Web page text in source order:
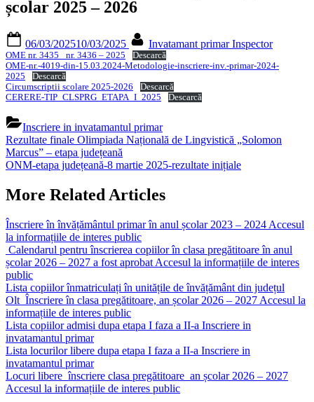
școlar 2025 – 2026
on
06/03/202510/03/2025 Invatamant primar Inspector
OME nr. 3435_ nr. 3436 – 2025
Descarcă
OME-nr.-4019-din-15.03.2024-Metodologie-inscriere-inv.-primar-2024-
2025
Descarcă
Circumscriptii scolare 2025-2026
Descarcă
CERERE-TIP_CLSPRG_ETAPA_I_2025
Descarcă
Inscriere in invatamantul primar
Navigare
în
Previous
Post:
Rezultate finale Olimpiada Națională de Lingvistică „Solomon
Marcus” – etapa județeană
Next
ONM-etapa județeană-8 martie 2025-rezultate inițiale
More Related Articles
Înscriere în învățământul primar în anul școlar 2023 – 2024 Accesul
la informațiile de interes public
Calendarul pentru înscrierea copiilor în clasa pregătitoare în anul
școlar 2026 – 2027 a fost aprobat Accesul la informațiile de interes
public
Lista copiilor înmatriculați în unitățile de învățământ din județul
Olt_Înscriere în clasa pregătitoare, an școlar 2026 – 2027 Accesul la
informațiile de interes public
Lista copiilor admisi dupa etapa I faza a II-a Inscriere in
invatamantul primar
Lista locurilor libere dupa etapa I faza a II-a Inscriere in
invatamantul primar
Locuri libere_înscriere clasa pregătitoare_an școlar 2026 – 2027
Accesul la informațiile de interes public